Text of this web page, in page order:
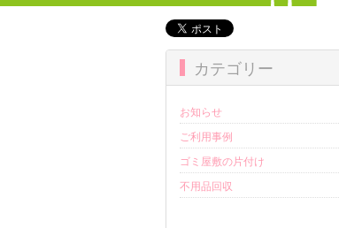
カテゴリー
お知らせ
ご利用事例
ゴミ屋敷の片付け
不用品回収